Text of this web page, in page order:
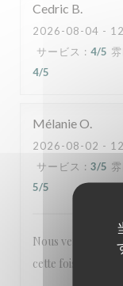
Cedric B
2026-08-04 -
サービス : 4/5
4/5
MélanieO
2026-08-02 -
サービス : 3/5
5/5
Nous venons 2 à
cette fois par le